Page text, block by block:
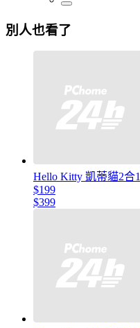
別人也看了
Hello Kitty 凱蒂貓2合
$199
$399